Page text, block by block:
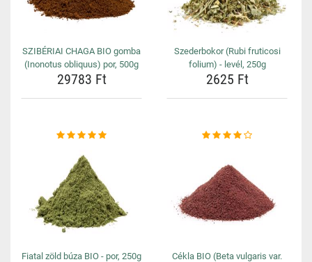
SZIBÉRIAI CHAGA BIO gomba
(Inonotus obliquus) por, 500g
29783 Ft
Szederbokor (Rubi fruticosi
folium) - levél, 250g
2625 Ft
Fiatal zöld búza BIO - por, 250g
Cékla BIO (Beta vulgaris var.